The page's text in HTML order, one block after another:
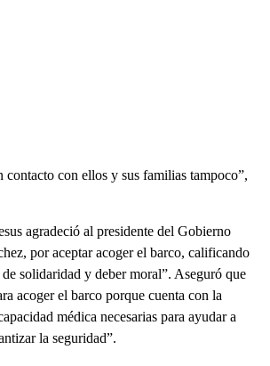
contacto con ellos y sus familias tampoco”,
agradeció al presidente del Gobierno
por aceptar acoger el barco, calificando
solidaridad y deber moral”. Aseguró que
acoger el barco porque cuenta con la
médica necesarias para ayudar a
la seguridad”.